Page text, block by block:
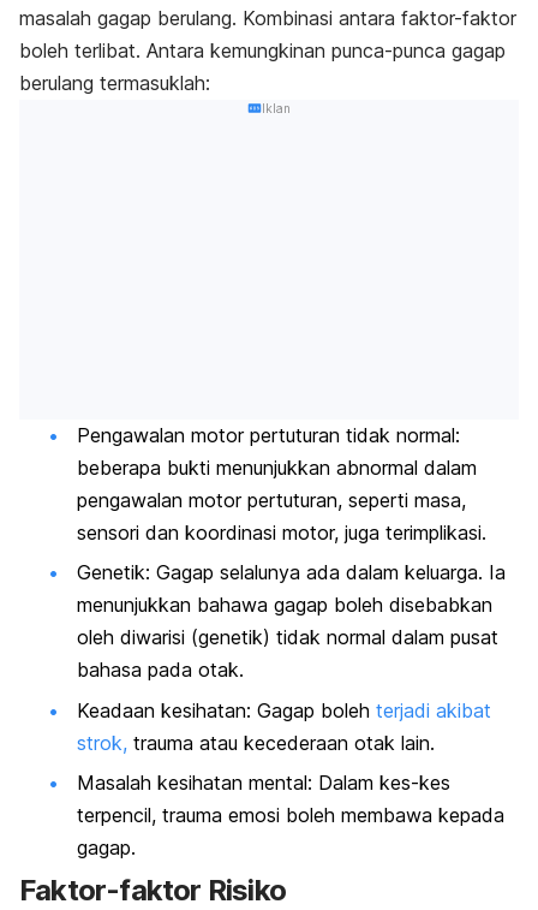
masalah gagap berulang. Kombinasi antara faktor-faktor
boleh terlibat. Antara kemungkinan punca-punca gagap
berulang termasuklah:
Iklan
Pengawalan motor pertuturan tidak normal:
beberapa bukti menunjukkan abnormal dalam
pengawalan motor pertuturan, seperti masa,
sensori dan koordinasi motor, juga terimplikasi.
Genetik: Gagap selalunya ada dalam keluarga. Ia
menunjukkan bahawa gagap boleh disebabkan
oleh diwarisi (genetik) tidak normal dalam pusat
bahasa pada otak.
Keadaan kesihatan: Gagap boleh terjadi akibat
strok, trauma atau kecederaan otak lain.
Masalah kesihatan mental: Dalam kes-kes
terpencil, trauma emosi boleh membawa kepada
gagap.
Faktor-faktor Risiko